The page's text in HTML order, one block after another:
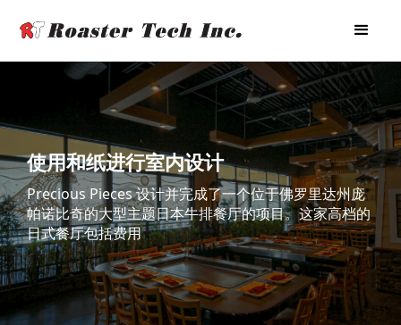
使用和纸进行室内设计
Precious Pieces 设计并完成了一个位于佛罗里达州庞
帕诺比奇的大型主题日本牛排餐厅的项目。这家高档的
日式餐厅包括费用